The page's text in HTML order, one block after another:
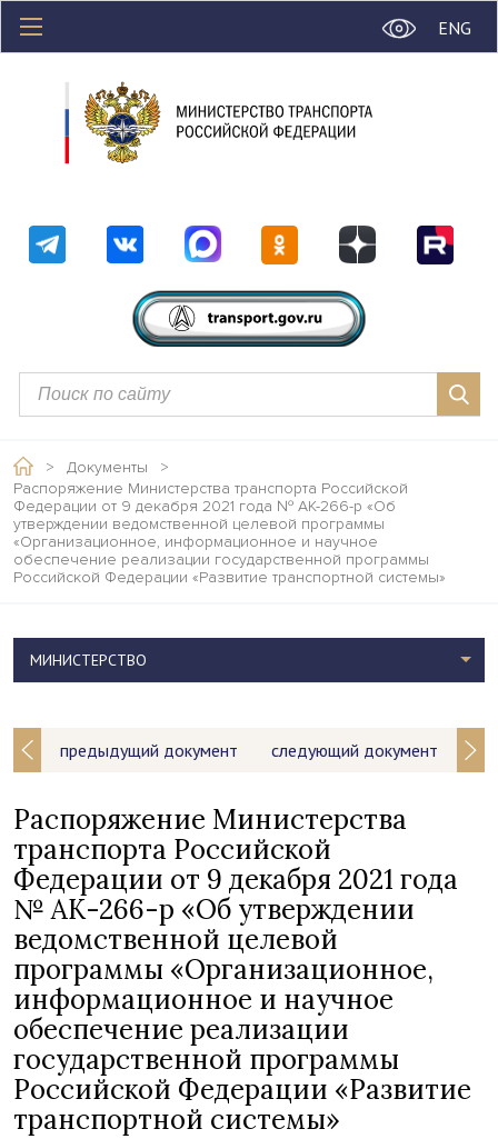
ENG
> Документы
>
Распоряжение Министерства транспорта Российской
Федерации от 9 декабря 2021 года № АК-266-р «Об
утверждении ведомственной целевой программы
«Организационное, информационное и научное
обеспечение реализации государственной программы
Российской Федерации «Развитие транспортной системы»
предыдущий документ следующий документ
Распоряжение Министерства
транспорта Российской
Федерации от 9 декабря 2021 года
№ АК-266-р «Об утверждении
ведомственной целевой
программы «Организационное,
информационное и научное
обеспечение реализации
государственной программы
Российской Федерации «Развитие
транспортной системы»
МИНИСТЕРСТВО